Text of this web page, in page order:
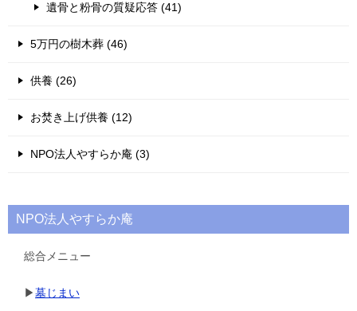
遺骨と粉骨の質疑応答 (41)
5万円の樹木葬 (46)
供養 (26)
お焚き上げ供養 (12)
NPO法人やすらか庵 (3)
NPO法人やすらか庵
総合メニュー
▶墓じまい